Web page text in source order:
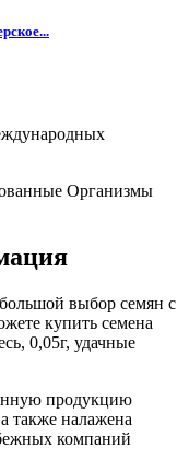
Организмы
выбор семян с
купить семена
0,05г, удачные
продукцию
также налажена
компаний